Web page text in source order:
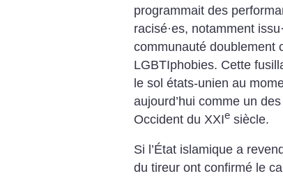
programmait des
racisé·es, notamment issu·
communauté doublement
LGBTIphobies. Cette
le sol états-unien au
aujourd’hui comme un
Occident du XXIe siècle.
Si l’État islamique a
du tireur ont confirmé le